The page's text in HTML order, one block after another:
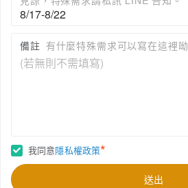
備註 有什麼特殊需求可以寫在這裡呦
我同意隱私權政策*
送出